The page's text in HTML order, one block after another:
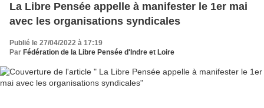
La Libre Pensée appelle à manifester le 1er mai
avec les organisations syndicales
Publié le 27/04/2022 à 17:19
Par Fédération de la Libre Pensée d'Indre et Loire